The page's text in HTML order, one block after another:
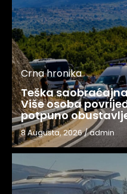
Crna hronika
Teška
Više osoba
potpuno
8 Augusta, 2026/admin